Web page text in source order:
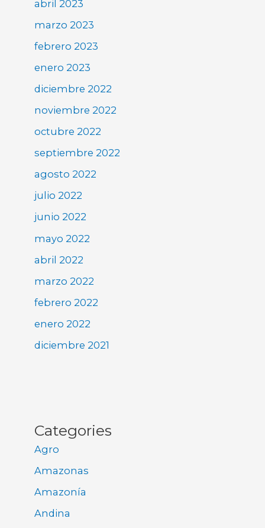
abril 2023
marzo 2023
febrero 2023
enero 2023
diciembre 2022
noviembre 2022
octubre 2022
septiembre 2022
agosto 2022
julio 2022
junio 2022
mayo 2022
abril 2022
marzo 2022
febrero 2022
enero 2022
diciembre 2021
Categories
Agro
Amazonas
Amazonía
Andina